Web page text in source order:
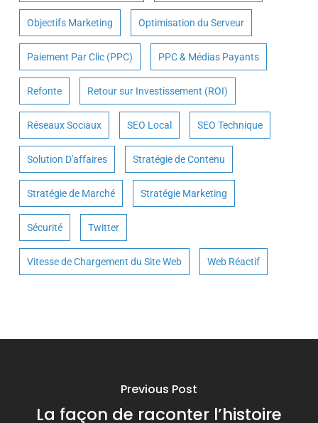
Objectifs Marketing Optimisation du Serveur
Paiement Par Clic (PPC) PPC & Médias Payants
Refonte Retour sur Investissement (ROI)
Réseaux Sociaux SEO Local SEO Technique
Solution D'affaires Stratégie de Contenu
Stratégie de Marché Stratégie Marketing
Sécurité Twitter
Vitesse de Chargement du Site Web Web Réactif
Previous Post
La façon de raconter l’histoire